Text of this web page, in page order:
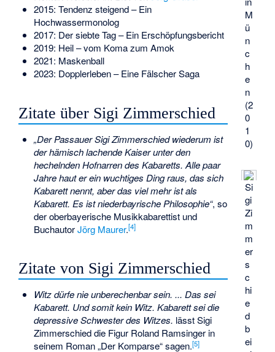
M
ü
n
c
h
e
n
(2
0
1
0)
Si
gi
Zi
m
m
er
s
c
hi
e
d
b
ei
2015: Tendenz steigend – Ein
Hochwassermonolog
2017: Der siebte Tag – Ein Erschöpfungsbericht
2019: Heil – vom Koma zum Amok
2021: Maskenball
2023: Dopplerleben – Eine Fälscher Saga
Zitate über Sigi Zimmerschied
„Der Passauer Sigi Zimmerschied wiederum ist
der hämisch lachende Kaiser unter den
hechelnden Hofnarren des Kabaretts. Alle paar
Jahre haut er ein wuchtiges Ding raus, das sich
Kabarett nennt, aber das viel mehr ist als
Kabarett. Es ist niederbayrische Philosophie“, so
der oberbayerische Musikkabarettist und
BuchautorJörg Maurer.[4]
Zitate von Sigi Zimmerschied
Witz dürfe nie unberechenbar sein. ... Das sei
Kabarett. Und somit kein Witz. Kabarett sei die
depressive Schwester des Witzes. lässt Sigi
Zimmerschied die Figur Roland Ramsinger in
seinem Roman „Der Komparse“ sagen.[5]